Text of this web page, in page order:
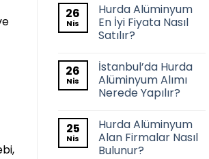
26
Nis
Hurda Alüminyum
En İyi Fiyata Nasıl
Satılır?
26
Nis
İstanbul’da Hurda
Alüminyum Alımı
Nerede Yapılır?
25
Nis
Hurda Alüminyum
Alan Firmalar Nasıl
Bulunur?